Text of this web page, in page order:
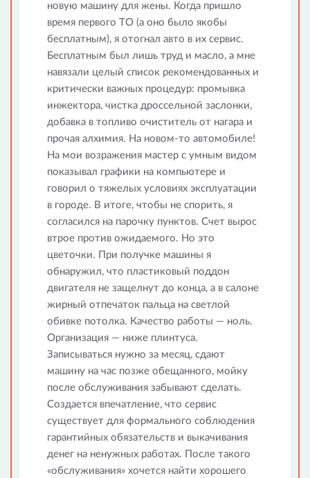
новую машину для жены. Когда пришло
время первого ТО (а оно было якобы
бесплатным), я отогнал авто в их сервис.
Бесплатным был лишь труд и масло, а мне
навязали целый список рекомендованных и
критически важных процедур: промывка
инжектора, чистка дроссельной заслонки,
добавка в топливо очиститель от нагара и
прочая алхимия. На новом-то автомобиле!
На мои возражения мастер с умным видом
показывал графики на компьютере и
говорил о тяжелых условиях эксплуатации
в городе. В итоге, чтобы не спорить, я
согласился на парочку пунктов. Счет вырос
втрое против ожидаемого. Но это
цветочки. При получке машины я
обнаружил, что пластиковый поддон
двигателя не защелнут до конца, а в салоне
жирный отпечаток пальца на светлой
обивке потолка. Качество работы — ноль.
Организация — ниже плинтуса.
Записываться нужно за месяц, сдают
машину на час позже обещанного, мойку
после обслуживания забывают сделать.
Создается впечатление, что сервис
существует для формального соблюдения
гарантийных обязательств и выкачивания
денег на ненужных работах. После такого
«обслуживания» хочется найти хорошего